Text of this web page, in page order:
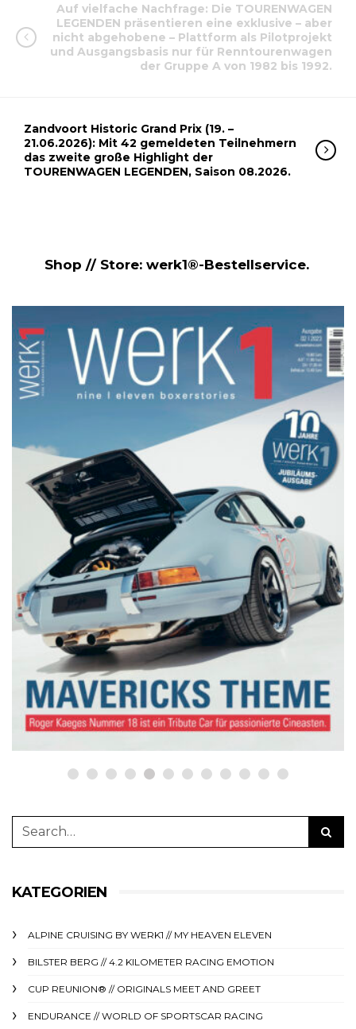
Auf vielfache Nachfrage: Die TOURENWAGEN
LEGENDEN präsentieren eine exklusive – aber
nicht abgehobene – Plattform als Pilotprojekt
und Ausgangsbasis nur für Renntourenwagen
der Gruppe A von 1982 bis 1992.
Zandvoort Historic Grand Prix (19. –
21.06.2026): Mit 42 gemeldeten Teilnehmern
das zweite große Highlight der
TOURENWAGEN LEGENDEN, Saison 08.2026.
Shop // Store: werk1®-Bestellservice.
NETZWERKEINS GO! // ONLINE-STORE BY WERK1
werk1 nine | eleven
boxerstories,
Jubiläumsausgabe № 02 | 2023,
im Handel seit Donnerstag, 26.
Oktober: online bestellen auf
netzwerkeins | GO!
23. Oktober 2023
KATEGORIEN
ALPINE CRUISING BY WERK1 // MY HEAVEN ELEVEN
BILSTER BERG // 4.2 KILOMETER RACING EMOTION
CUP REUNION® // ORIGINALS MEET AND GREET
ENDURANCE // WORLD OF SPORTSCAR RACING